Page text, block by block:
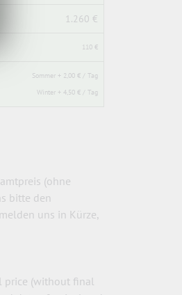
1.260 €
110 €
Sommer + 2,00 € / Tag
Winter + 4,50 € / Tag
(ohne
bitte den
uns in Kürze,
price (without final